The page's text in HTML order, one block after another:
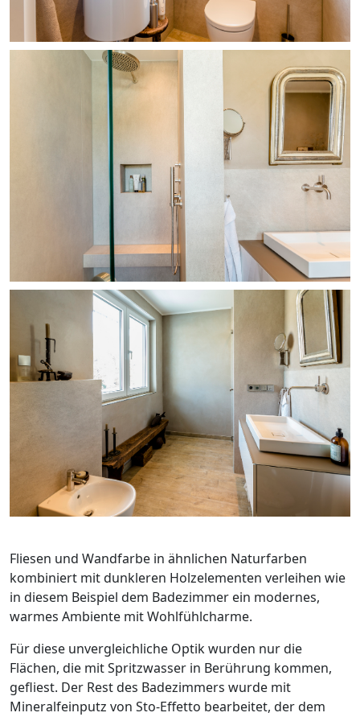
Fliesen und Wandfarbe in ähnlichen Naturfarben
kombiniert mit dunkleren Holzelementen verleihen wie
in diesem Beispiel dem Badezimmer ein modernes,
warmes Ambiente mit Wohlfühlcharme.
Für diese unvergleichliche Optik wurden nur die
Flächen, die mit Spritzwasser in Berührung kommen,
gefliest. Der Rest des Badezimmers wurde mit
Mineralfeinputz von Sto-Effetto bearbeitet, der dem